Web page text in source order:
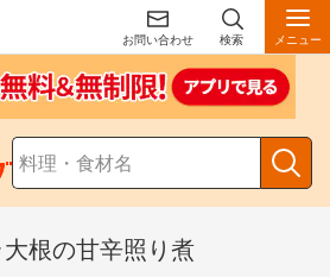
お問い合わせ 検索 メニュー
大根の甘辛照り煮